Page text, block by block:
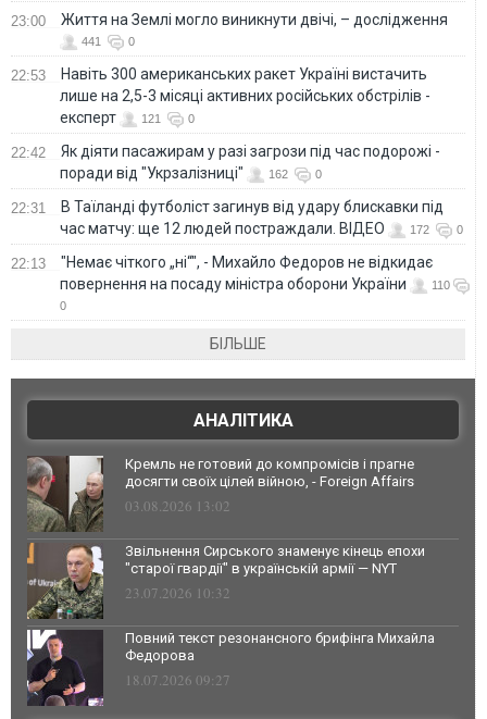
23:00 Життя на Землі могло виникнути двічі, – дослідження
441 0
22:53
Навіть 300 американських ракет Україні вистачить
лише на 2,5-3 місяці активних російських обстрілів -
експерт
121 0
22:42
Як діяти пасажирам у разі загрози під час подорожі -
поради від "Укрзалізниці"
162 0
22:31
В Таїланді футболіст загинув від удару блискавки під
час матчу: ще 12 людей постраждали. ВІДЕО
172 0
22:13
"Немає чіткого „ні“", - Михайло Федоров не відкидає
повернення на посаду міністра оборони України
110
0
БІЛЬШЕ
АНАЛІТИКА
Кремль не готовий до компромісів і прагне
досягти своїх цілей війною, - Foreign Affairs
03.08.2026 13:02
Звільнення Сирського знаменує кінець епохи
"старої гвардії" в українській армії — NYT
23.07.2026 10:32
Повний текст резонансного брифінга Михайла
Федорова
18.07.2026 09:27